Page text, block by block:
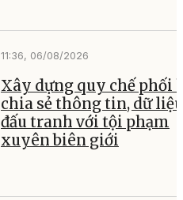
11:36, 06/08/2026
Xây dựng quy chế phối
chia sẻ thông tin, dữ liệu
đấu tranh với tội phạm
xuyên biên giới